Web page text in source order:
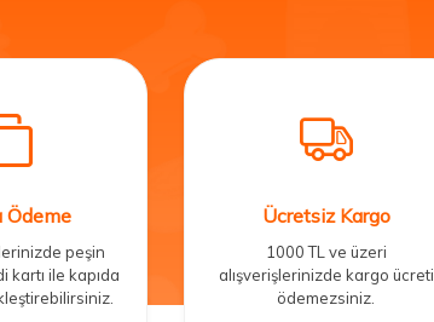
Ödeme
peşin
kartı ile kapıda
Ücretsiz Kargo
1000 TL ve üzeri
alışverişlerinizde kargo ücreti
ödemezsiniz.